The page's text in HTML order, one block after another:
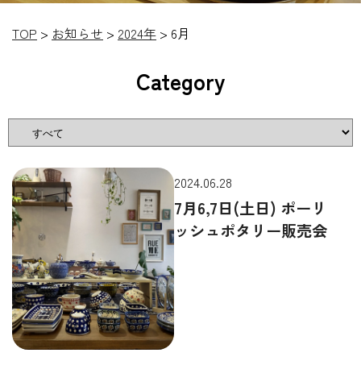
TOP > お知らせ > 2024年 > 6月
Category
2024.06.28
7月6,7日(土日) ポーリ
ッシュポタリー販売会